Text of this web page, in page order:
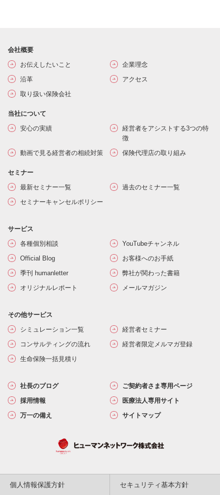
会社概要
お伝えしたいこと
企業理念
沿革
アクセス
取り扱い保険会社
当社について
安心の実績
経営者をアシストする3つの特
徴
動画で見る経営者の相続対策
保険代理店の取り組み
セミナー
最新セミナー一覧
過去のセミナー一覧
セミナーキャンセルポリシー
サービス
各種個別相談
YouTubeチャンネル
Official Blog
お客様へのお手紙
季刊 humanletter
弊社が関わった書籍
オリジナルレポート
メールマガジン
その他サービス
シミュレーション一覧
経営者セミナー
コンサルティングの流れ
経営者限定メルマガ登録
生命保険一括見積り
社長のブログ
ご契約者さま専用ページ
採用情報
医療法人専用サイト
万一の備え
サイトマップ
個人情報保護方針 セキュリティ基本方針